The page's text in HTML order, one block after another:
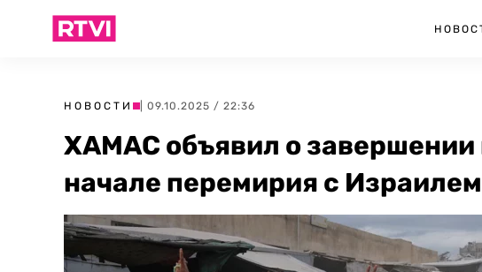
НОВОСТИ | 09.10.2025 / 22:36
ХАМАС объявил о завершении
начале перемирия с Израилем